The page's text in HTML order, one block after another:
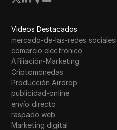
Videos Destacados
mercado-de-las-redes socialesi
comercio electrónico
Afiliación-Marketing
Criptomonedas
Producción Airdrop
publicidad-online
envío directo
raspado web
Marketing digital